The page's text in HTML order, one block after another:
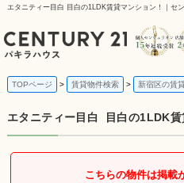
エタニティー目白 目白の1LDK賃貸マンション！｜セ
TOPページ 賃貸物件検索 新宿区の賃
エタニティー目白 目白の1LDK
こちらの物件は掲載